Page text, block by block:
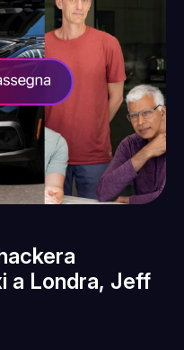
a Londra, Jeff